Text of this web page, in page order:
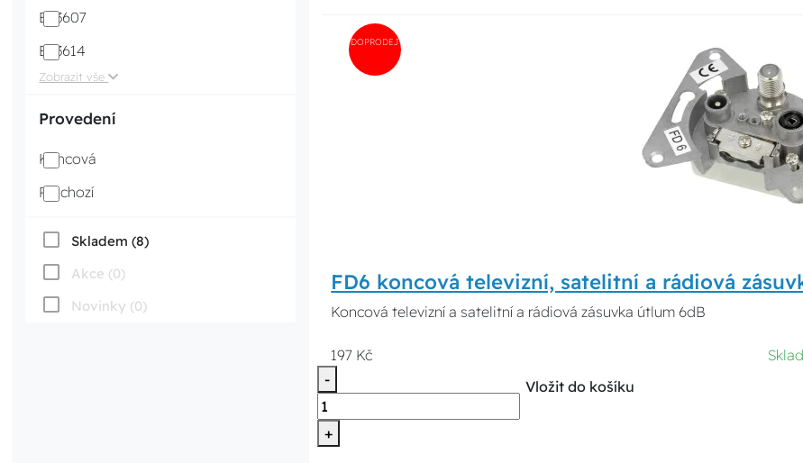
Eu3607
Eu3614
Zobrazit vše
Provedení
Koncová
Průchozí
Skladem (8)
Akce (0)
Novinky (0)
DOPRODEJ
FD6 koncová televizní, satelitní a rádiová
Koncová televizní a satelitní a rádiová zásuvka útlum 6dB
197 Kč
-
+
Vložit do košíku